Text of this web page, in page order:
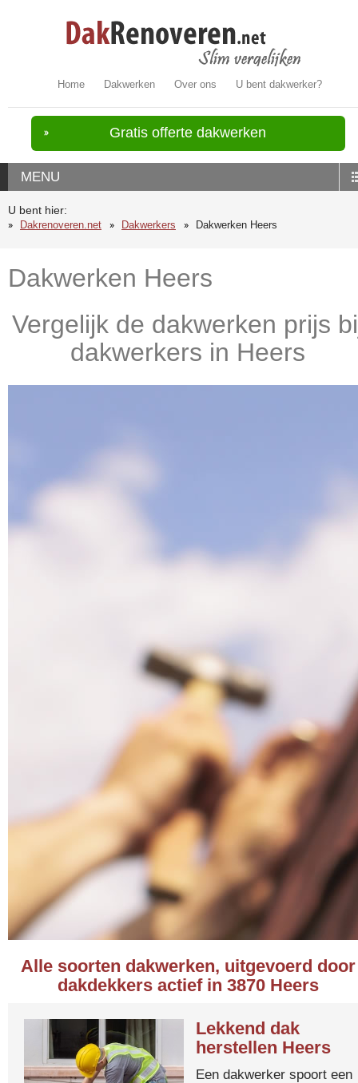
Home Dakwerken Over ons U bent dakwerker?
Gratis offerte dakwerken
MENU
U bent hier:
Dakrenoveren.net
Dakwerkers Dakwerken Heers
Dakwerken Heers
Vergelijk de dakwerken prijs
dakwerkers in Heers
Alle soorten dakwerken, uitgevoerd door
dakdekkers actief in 3870 Heers
Lekkend dak
herstellen Heers
Een dakwerker spoort een